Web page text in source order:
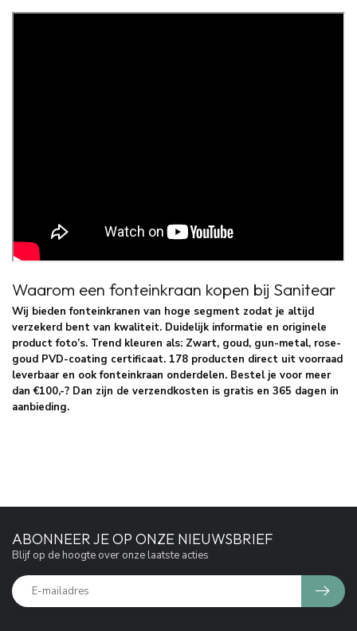
Waarom een fonteinkraan kopen bij Sanitear
Wij bieden fonteinkranen van hoge segment zodat je altijd
verzekerd bent van kwaliteit. Duidelijk informatie en originele
product foto’s. Trend kleuren als: Zwart, goud, gun-metal, rose-
goud PVD-coating certificaat. 178 producten direct uit voorraad
leverbaar en ook fonteinkraan onderdelen. Bestel je voor meer
dan €100,-? Dan zijn de verzendkosten is gratis en 365 dagen in
aanbieding.
ABONNEER JE OP ONZE NIEUWSBRIEF
Blijf op de hoogte over onze laatste acties